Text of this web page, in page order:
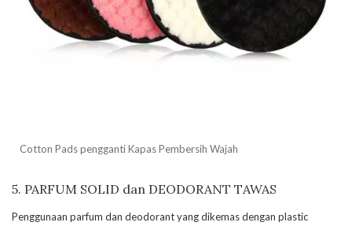
Cotton Pads pengganti Kapas Pembersih Wajah
5. PARFUM SOLID dan DEODORANT TAWAS
Penggunaan parfum dan deodorant yang dikemas dengan plastic